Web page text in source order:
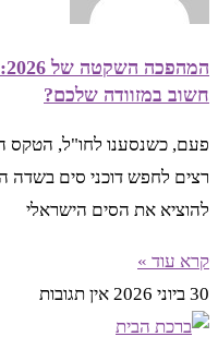
חשוב במזוודה שלכם?
פעם, כשנסענו לחו"ל, הטקס
רצים לחפש דוכני סים בשדה
להוציא את הסים הישראלי
קרא עוד »
30 ביוני 2026
אין תגובות